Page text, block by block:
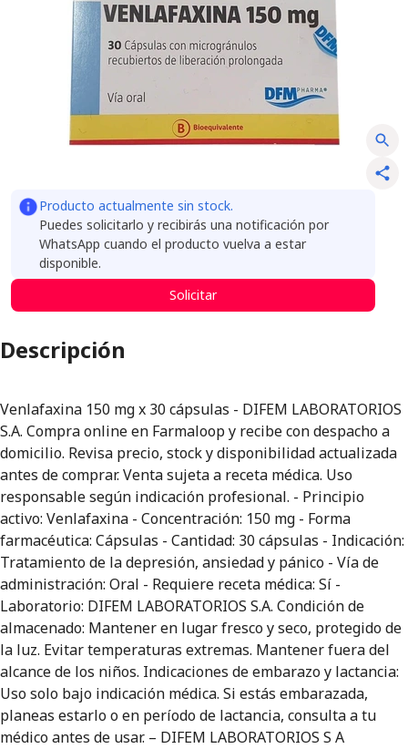
Producto actualmente sin stock.
Puedes solicitarlo y recibirás una notificación por
WhatsApp cuando el producto vuelva a estar
disponible.
Solicitar
Descripción
Venlafaxina 150 mg x 30 cápsulas - DIFEM LABORATORIOS
S.A. Compra online en Farmaloop y recibe con despacho a
domicilio. Revisa precio, stock y disponibilidad actualizada
antes de comprar. Venta sujeta a receta médica. Uso
responsable según indicación profesional. - Principio
activo: Venlafaxina - Concentración: 150 mg - Forma
farmacéutica: Cápsulas - Cantidad: 30 cápsulas - Indicación:
Tratamiento de la depresión, ansiedad y pánico - Vía de
administración: Oral - Requiere receta médica: Sí -
Laboratorio: DIFEM LABORATORIOS S.A. Condición de
almacenado: Mantener en lugar fresco y seco, protegido de
la luz. Evitar temperaturas extremas. Mantener fuera del
alcance de los niños. Indicaciones de embarazo y lactancia:
Uso solo bajo indicación médica. Si estás embarazada,
planeas estarlo o en período de lactancia, consulta a tu
médico antes de usar. – DIFEM LABORATORIOS S A